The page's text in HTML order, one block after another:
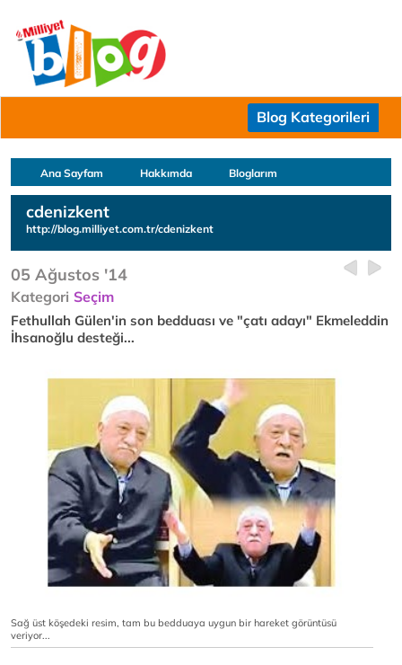
Blog Kategorileri
Ana Sayfam Hakkımda Bloglarım
cdenizkent
http://blog.milliyet.com.tr/cdenizkent
05 Ağustos '14
Kategori Seçim
Fethullah Gülen'in son bedduası ve "çatı adayı" Ekmeleddin
İhsanoğlu desteği...
Sağ üst köşedeki resim, tam bu bedduaya uygun bir hareket görüntüsü
veriyor...